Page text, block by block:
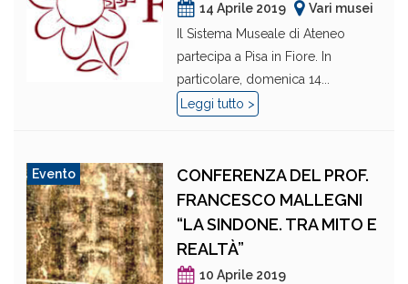
14 Aprile 2019
Vari musei
Il Sistema Museale di Ateneo
partecipa a Pisa in Fiore. In
particolare, domenica 14...
Leggi tutto >
Evento
CONFERENZA DEL PROF.
FRANCESCO MALLEGNI
“LA SINDONE. TRA MITO E
REALTÀ”
10 Aprile 2019